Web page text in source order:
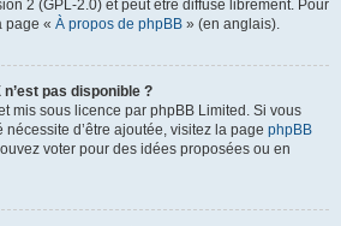
2 (GPL-2.0) et peut être diffusé librement. Pour
page « À propos de phpBB » (en anglais).
pas disponible ?
mis sous licence par phpBB Limited. Si vous
d’être ajoutée, visitez la page phpBB
voter pour des idées proposées ou en